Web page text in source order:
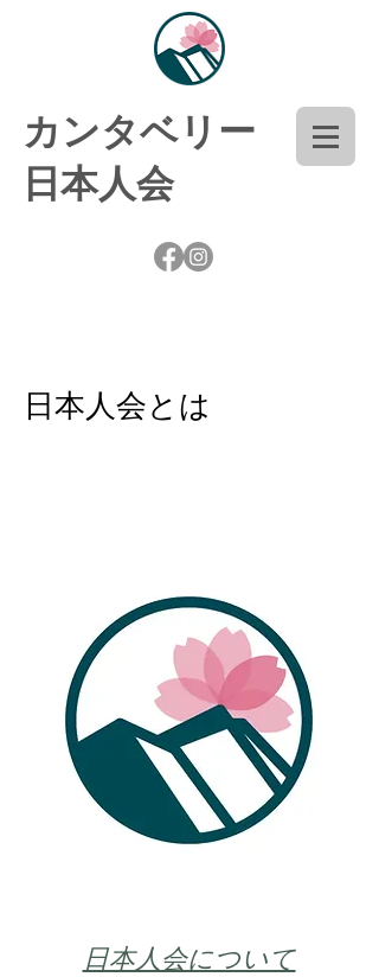
​カンタベリー
日本人会
日本人会とは
日本人会について